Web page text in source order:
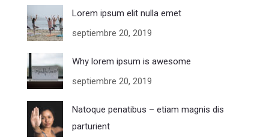
Lorem ipsum elit nulla emet
septiembre 20, 2019
Why lorem ipsum is awesome
septiembre 20, 2019
Natoque penatibus – etiam magnis dis
parturient